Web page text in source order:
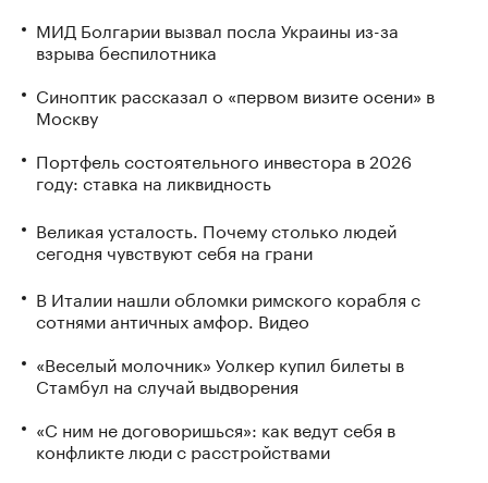
МИД Болгарии вызвал посла Украины из-за
взрыва беспилотника
Синоптик рассказал о «первом визите осени» в
Москву
Портфель состоятельного инвестора в 2026
году: ставка на ликвидность
Великая усталость. Почему столько людей
сегодня чувствуют себя на грани
В Италии нашли обломки римского корабля с
сотнями античных амфор. Видео
«Веселый молочник» Уолкер купил билеты в
Стамбул на случай выдворения
«С ним не договоришься»: как ведут себя в
конфликте люди с расстройствами